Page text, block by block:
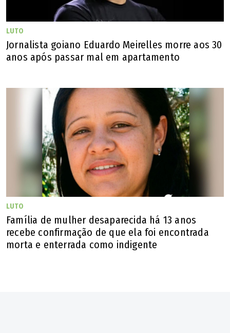
LUTO
Jornalista goiano Eduardo Meirelles morre aos 30
anos após passar mal em apartamento
LUTO
Família de mulher desaparecida há 13 anos
recebe confirmação de que ela foi encontrada
morta e enterrada como indigente